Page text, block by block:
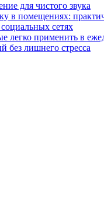
для чистого звука
в помещениях:
сетях
легко применить в
без лишнего стресса